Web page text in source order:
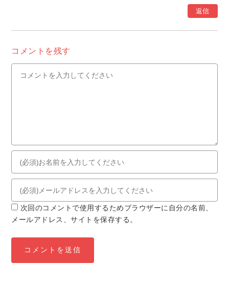
返信
コメントを残す
次回のコメントで使用するためブラウザーに自分の名前、
メールアドレス、サイトを保存する。